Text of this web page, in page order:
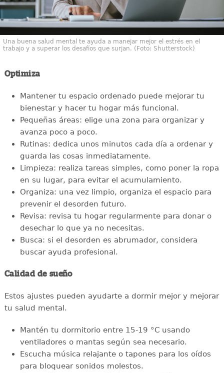
Una buena salud mental te ayuda a manejar mejor el estrés en el
trabajo y a superar los desafíos que surjan. (Foto: Shutterstock)
Optimiza
Mantener tu espacio ordenado puede mejorar tu
bienestar y hacer tu hogar más funcional.
Pequeñas áreas: elige una zona para organizar y
avanza poco a poco.
Rutinas: dedica unos minutos cada día a ordenar y
guarda las cosas inmediatamente.
Limpieza: realiza tareas simples, como poner la ropa
en su lugar, para evitar el acumulamiento.
Organiza: una vez limpio, organiza el espacio para
prevenir el desorden futuro.
Revisa: revisa tu hogar regularmente para donar o
desechar lo que ya no necesitas.
Busca: si el desorden es abrumador, considera
buscar ayuda profesional.
Calidad de sueño
Estos ajustes pueden ayudarte a dormir mejor y mejorar
tu salud mental.
Mantén tu dormitorio entre 15-19 °C usando
ventiladores o mantas según sea necesario.
Escucha música relajante o tapones para los oídos
para bloquear sonidos molestos.